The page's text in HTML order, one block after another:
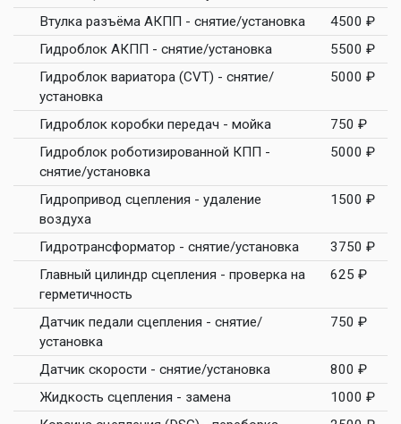
Втулка разъёма АКПП - снятие/установка
4500 ₽
Гидроблок АКПП - снятие/установка
5500 ₽
Гидроблок вариатора (CVT) - снятие/
установка
5000 ₽
Гидроблок коробки передач - мойка
750 ₽
Гидроблок роботизированной КПП -
снятие/установка
5000 ₽
Гидропривод сцепления - удаление
воздуха
1500 ₽
Гидротрансформатор - снятие/установка
3750 ₽
Главный цилиндр сцепления - проверка на
герметичность
625 ₽
Датчик педали сцепления - снятие/
установка
750 ₽
Датчик скорости - снятие/установка
800 ₽
Жидкость сцепления - замена
1000 ₽